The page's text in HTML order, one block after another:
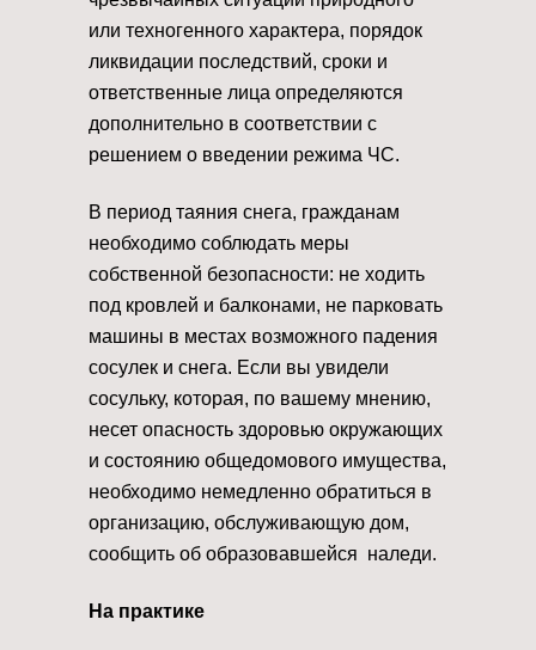
или техногенного характера, порядок
ликвидации последствий, сроки и
ответственные лица определяются
дополнительно в соответствии с
решением о введении режима ЧС.
В период таяния снега, гражданам
необходимо соблюдать меры
собственной безопасности: не ходить
под кровлей и балконами, не парковать
машины в местах возможного падения
сосулек и снега. Если вы увидели
сосульку, которая, по вашему мнению,
несет опасность здоровью окружающих
и состоянию общедомового имущества,
необходимо немедленно обратиться в
организацию, обслуживающую дом,
сообщить об образовавшейся наледи.
На практике